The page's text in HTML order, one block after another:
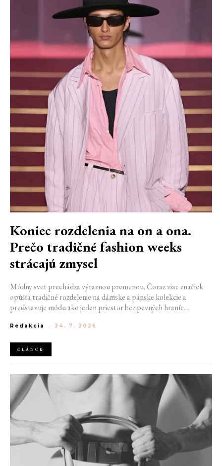
Koniec rozdelenia na on a ona.
Prečo tradičné fashion weeks
strácajú zmysel
Módny svet prechádza výraznou premenou. Čoraz viac značiek
opúšťa tradičné rozdelenie na dámske a pánske kolekcie a
predstavuje módu ako jeden priestor bez pevných hraníc.
udržateľnosť naznačujú, že klasické týždne módy môžu čoskoro
Redakcia - 24. 7. 2026
ČLÁNOK